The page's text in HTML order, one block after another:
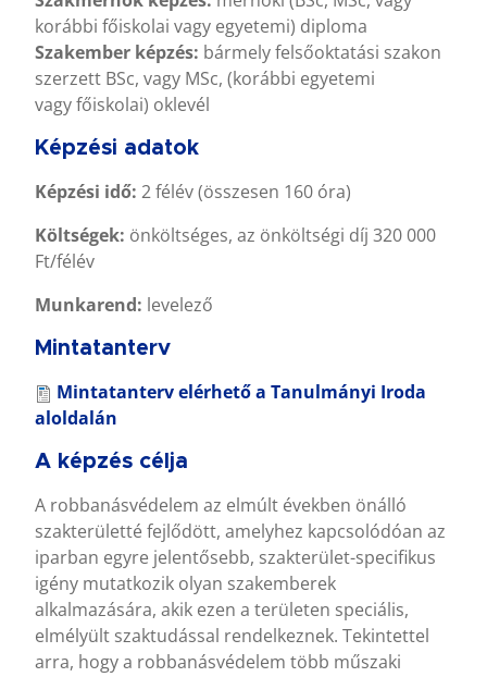
korábbi főiskolai vagy egyetemi) diploma
Szakember képzés: bármely felsőoktatási szakon
szerzett BSc, vagy MSc, (korábbi egyetemi
vagy főiskolai) oklevél
Képzési adatok
Képzési idő: 2 félév (összesen 160 óra)
Költségek: önköltséges, az önköltségi díj 320 000
Ft/félév
Munkarend: levelező
Mintatanterv
Mintatantervelérhető a Tanulmányi Iroda
aloldalán
A képzés célja
A robbanásvédelem az elmúlt években önálló
szakterületté fejlődött, amelyhez kapcsolódóan az
iparban egyre jelentősebb, szakterület-specifikus
igény mutatkozik olyan szakemberek
alkalmazására, akik ezen a területen speciális,
elmélyült szaktudással rendelkeznek. Tekintettel
arra, hogy a robbanásvédelem több műszaki